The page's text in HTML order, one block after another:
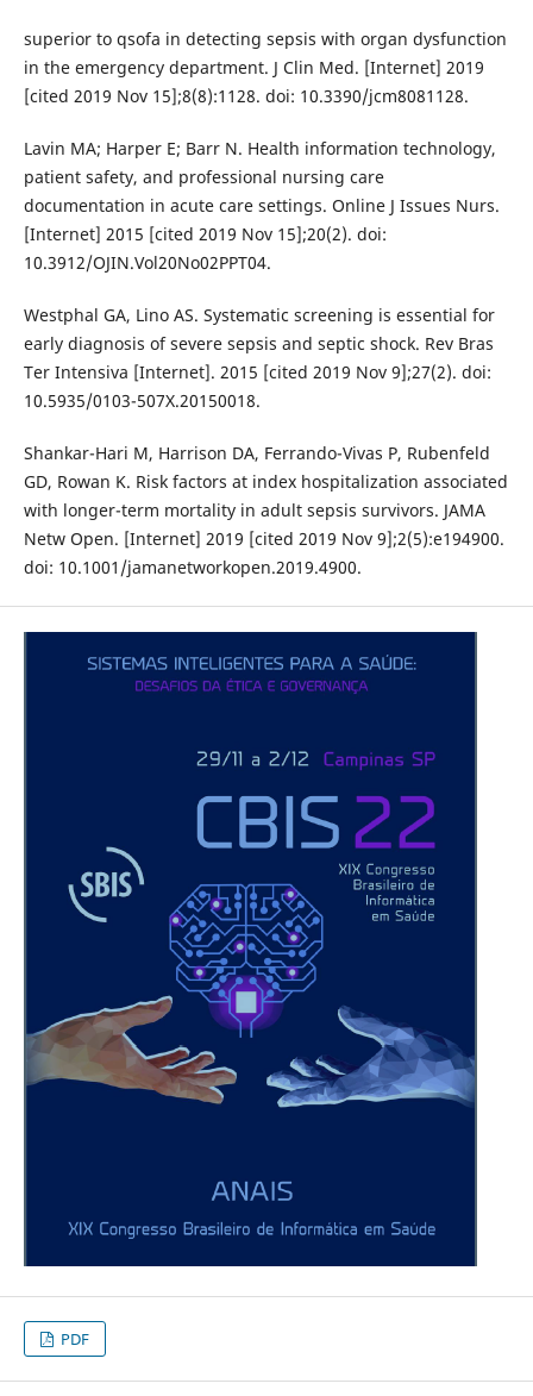
superior to qsofa in detecting sepsis with organ dysfunction
in the emergency department. J Clin Med. [Internet] 2019
[cited 2019 Nov 15];8(8):1128. doi: 10.3390/jcm8081128.
Lavin MA; Harper E; Barr N. Health information technology,
patient safety, and professional nursing care
documentation in acute care settings. Online J Issues Nurs.
[Internet] 2015 [cited 2019 Nov 15];20(2). doi:
10.3912/OJIN.Vol20No02PPT04.
Westphal GA, Lino AS. Systematic screening is essential for
early diagnosis of severe sepsis and septic shock. Rev Bras
Ter Intensiva [Internet]. 2015 [cited 2019 Nov 9];27(2). doi:
10.5935/0103-507X.20150018.
Shankar-Hari M, Harrison DA, Ferrando-Vivas P, Rubenfeld
GD, Rowan K. Risk factors at index hospitalization associated
with longer-term mortality in adult sepsis survivors. JAMA
Netw Open. [Internet] 2019 [cited 2019 Nov 9];2(5):e194900.
doi: 10.1001/jamanetworkopen.2019.4900.
PDF